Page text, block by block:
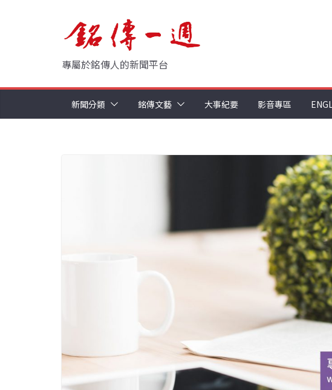
專屬於銘傳人的新聞平台
新聞分類 銘傳文藝 大事紀要 影音專區